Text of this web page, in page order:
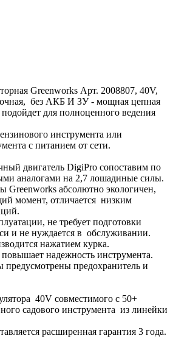
Greenworks Арт. 2008807, 40V,
без АКБ И ЗУ - мощная цепная
для полноценного ведения
инструмента или
с питанием от сети.
двигатель DigiPro сопоставим по
аналогами на 2,7 лошадиные силы.
Greenworks абсолютно экологичен,
момент, отличается низким
не требует подготовки
и не нуждается в обслуживании.
нажатием курка.
надежность инструмента.
предусмотрены предохранитель и
40V совместимого с 50+
садового инструмента из линейки
расширенная гарантия 3 года.